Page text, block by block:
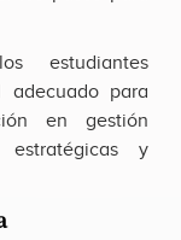
estudiantes
para
en gestión
estratégicas y